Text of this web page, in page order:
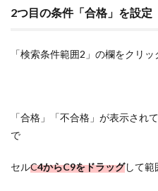
2つ目の条件「合格」を設定
「検索条件範囲2」の欄をクリッ
「合格」「不合格」が表示され
で
セルC4からC9をドラッグして範